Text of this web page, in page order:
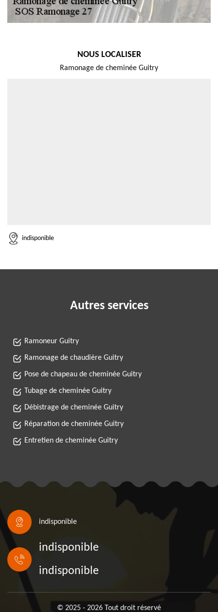
NOUS LOCALISER
Ramonage de cheminée Guitry
indisponible
Autres services
Ramoneur Guitry
Ramonage de chaudière Guitry
Pose de chapeau de cheminée Guitry
Tubage de cheminée Guitry
Débistrage de cheminée Guitry
Réparation de cheminée Guitry
Entretien de cheminée Guitry
indisponible
indisponible
indisponible
© 2025 - 2026 Tout droit réservé